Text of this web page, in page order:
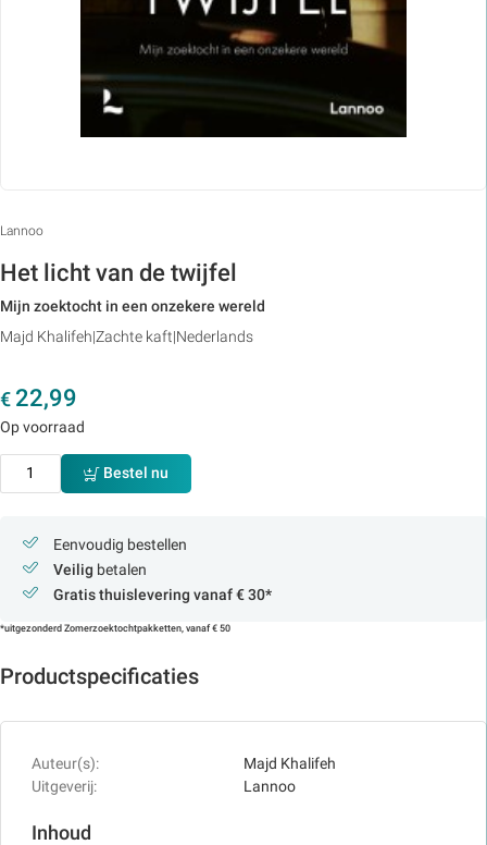
Lannoo
Het licht van de twijfel
Mijn zoektocht in een onzekere wereld
Majd Khalifeh Zachte kaft Nederlands
€ 22,99
Op voorraad
Bestel nu
Eenvoudig bestellen
Veilig betalen
Gratis thuislevering vanaf € 30*
*uitgezonderd Zomerzoektochtpakketten, vanaf € 50
Productspecificaties
Auteur(s):
Majd Khalifeh
Uitgeverij:
Lannoo
Inhoud